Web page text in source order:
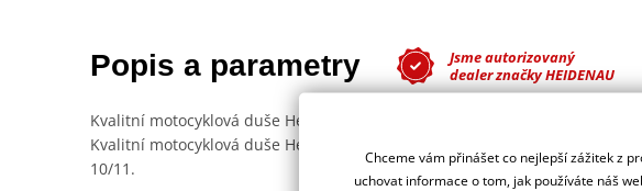
Popis a parametry
Jsme autorizovaný
dealer značky HEIDENAU
Kvalitní motocyklová duše Heidenau.
Kvalitní motocyklová duše Heidenau s ventilem 33G/90° - zahnutý
10/11.
Chceme vám přinášet co nejlepší zážitek z
uchovat informace o tom, jak používáte náš